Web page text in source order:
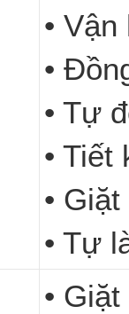
•
•
• Tự
•
•
• Tự
•